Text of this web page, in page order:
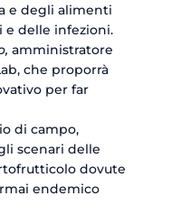
e degli alimenti
delle infezioni.
amministratore
che proporrà
per far
di campo,
scenari delle
dovute
endemico